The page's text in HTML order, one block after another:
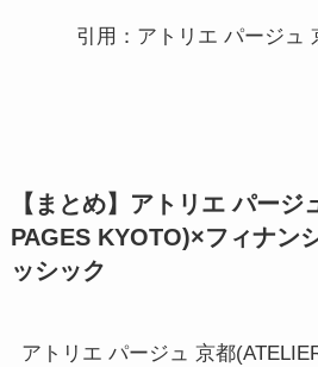
引用：アトリエ パージュ
【まとめ】アトリエ パージ
PAGES KYOTO)×フィナン
ッシック
アトリエ パージュ 京都